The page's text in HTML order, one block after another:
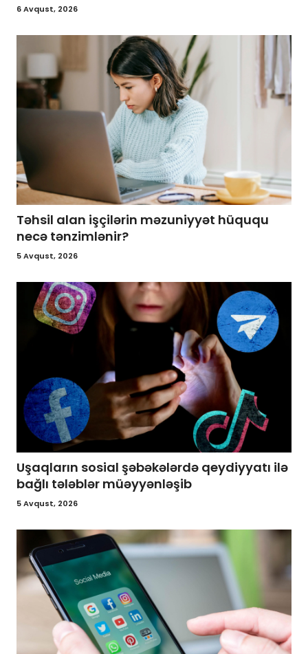
6 Avqust, 2026
Təhsil alan işçilərin məzuniyyət hüququ
necə tənzimlənir?
5 Avqust, 2026
Uşaqların sosial şəbəkələrdə qeydiyyatı ilə
bağlı tələblər müəyyənləşib
5 Avqust, 2026